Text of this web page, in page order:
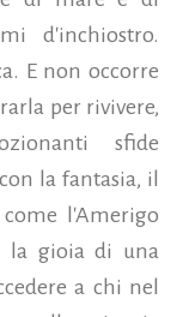
d'inchiostro.
E non occorre
per rivivere,
sfide
la fantasia, il
l'Amerigo
la gioia di una
a chi nel